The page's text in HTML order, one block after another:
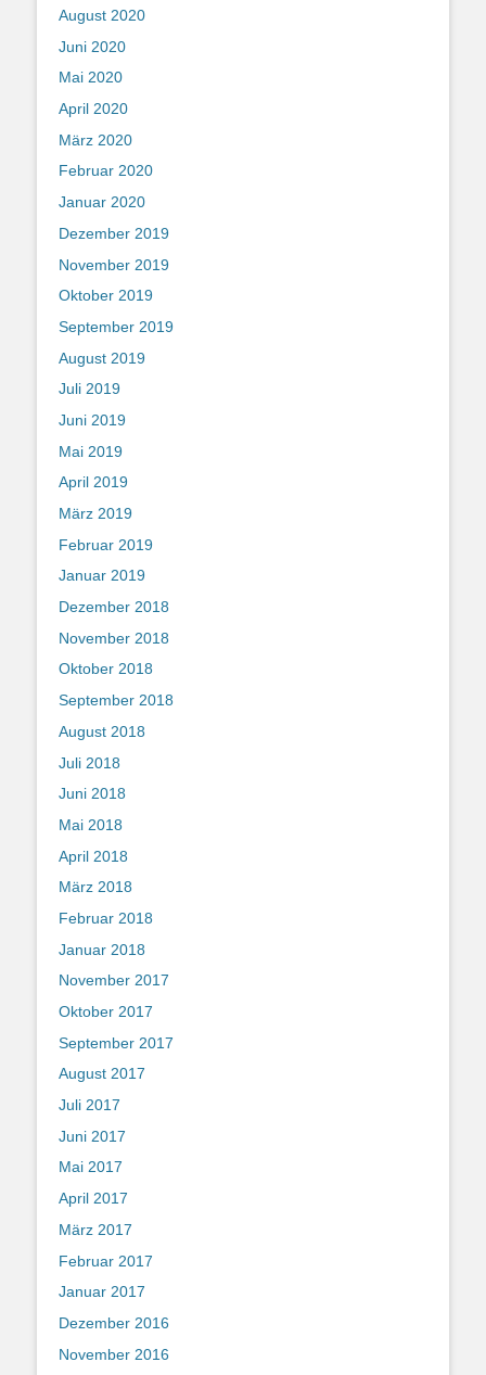
August 2020
Juni 2020
Mai 2020
April 2020
März 2020
Februar 2020
Januar 2020
Dezember 2019
November 2019
Oktober 2019
September 2019
August 2019
Juli 2019
Juni 2019
Mai 2019
April 2019
März 2019
Februar 2019
Januar 2019
Dezember 2018
November 2018
Oktober 2018
September 2018
August 2018
Juli 2018
Juni 2018
Mai 2018
April 2018
März 2018
Februar 2018
Januar 2018
November 2017
Oktober 2017
September 2017
August 2017
Juli 2017
Juni 2017
Mai 2017
April 2017
März 2017
Februar 2017
Januar 2017
Dezember 2016
November 2016